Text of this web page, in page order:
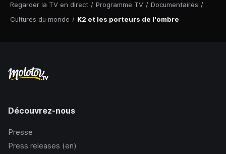
Regarder la TV en direct / Programme TV / Documentaires /
Cultures du monde / K2 et les porteurs de l'ombre
Découvrez-nous
Presse
Press releases (en)